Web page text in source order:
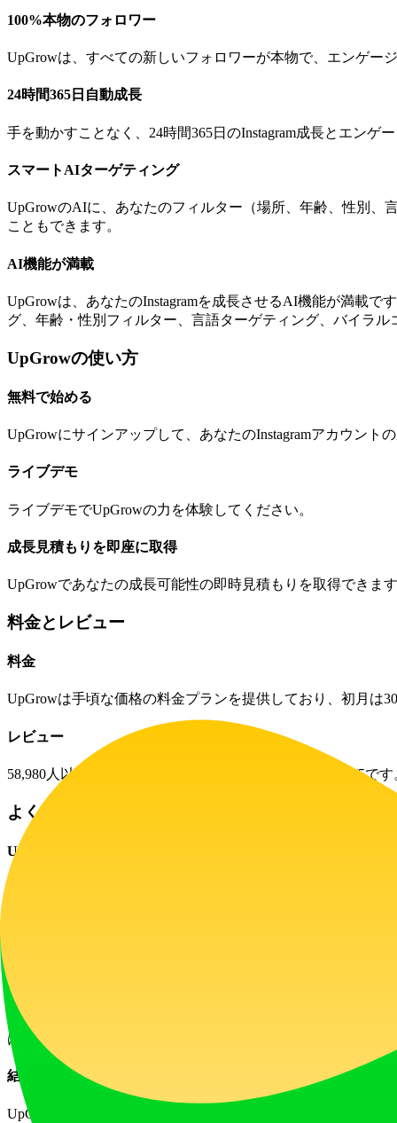
100%本物のフォロワー
UpGrowは、すべての新しいフォロワーが本物で、エンゲー
24時間365日自動成長
手を動かすことなく、24時間365日のInstagram成長とエンゲ
スマートAIターゲティング
UpGrowのAIに、あなたのフィルター（場所、年齢、性別、
こともできます。
AI機能が満載
UpGrowは、あなたのInstagramを成長させるAI機能が満載
グ、年齢・性別フィルター、言語ターゲティング、バイラ
UpGrowの使い方
無料で始める
UpGrowにサインアップして、あなたのInstagramアカウント
ライブデモ
ライブデモでUpGrowの力を体験してください。
成長見積もりを即座に取得
UpGrowであなたの成長可能性の即時見積もりを取得できま
料金とレビュー
料金
UpGrowは手頃な価格の料金プランを提供しており、初月は
レビュー
58,980人以上のユーザーに信頼されており、評価は4.98/5です
よくある質問
UpGrowはどのように機能しますか？
いつでもサブスクリプションをキャンセルできますか？
はい、いつでもサブスクリプションをキャンセルできます。
結果が見えるまでどれくらいかかりますか？
UpGrowのAI搭載成長エンジンは24時間365日稼働し、迅速